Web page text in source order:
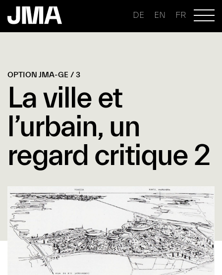
DE EN FR
OPTION JMA-GE / 3
La ville et
l’urbain, un
regard critique 2